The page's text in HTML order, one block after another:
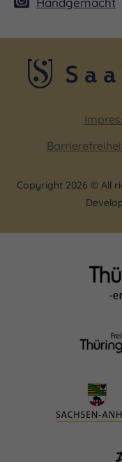
Copyright 2026 © All